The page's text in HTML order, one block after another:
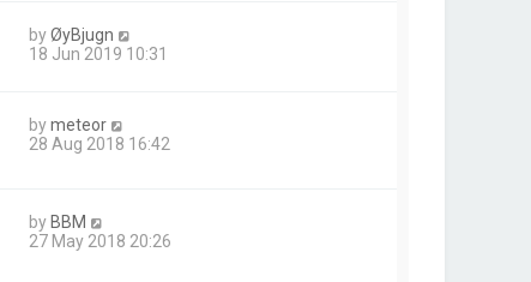
byØyBjugn
18 Jun 2019 10:31
bymeteor
28 Aug 2018 16:42
by BBM
27 May 2018 20:26